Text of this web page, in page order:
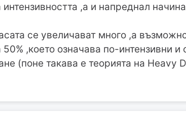
,а и напреднал
се увеличават много ,а
,което означава по-интензивни
(поне такава е теорията на Heavy